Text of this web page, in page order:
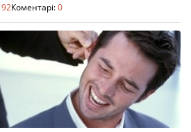
92Коментарі:0